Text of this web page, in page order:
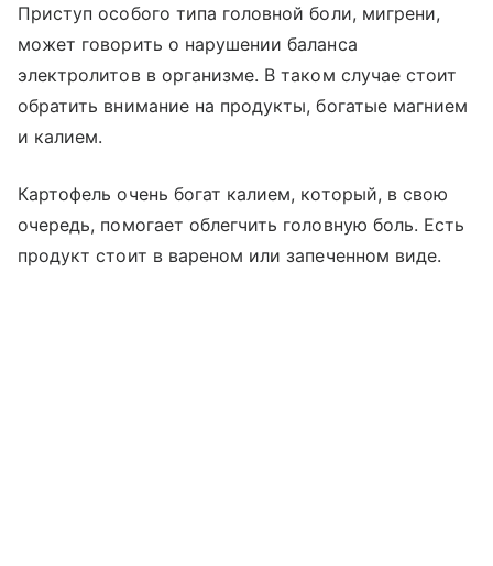
Приступ особого типа головной боли, мигрени,
может говорить о нарушении баланса
электролитов в организме. В таком случае стоит
обратить внимание на продукты, богатые магнием
и калием.
Картофель очень богат калием, который, в свою
очередь, помогает облегчить головную боль. Есть
продукт стоит в вареном или запеченном виде.